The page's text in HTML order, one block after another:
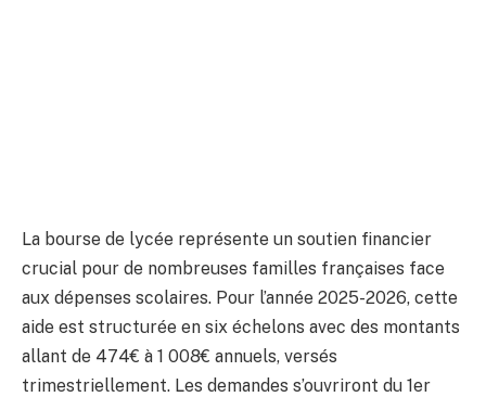
La bourse de lycée représente un soutien financier
crucial pour de nombreuses familles françaises face
aux dépenses scolaires. Pour l’année 2025-2026, cette
aide est structurée en six échelons avec des montants
allant de 474€ à 1 008€ annuels, versés
trimestriellement. Les demandes s’ouvriront du 1er